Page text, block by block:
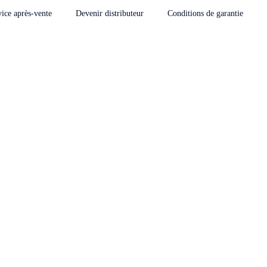
après-vente Devenir distributeur Conditions de garantie